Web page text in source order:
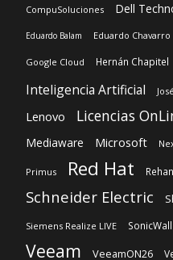
CompuSoluciones Dell
Eduardo Balam Eduardo Chavarro
Google Cloud Hernán Chapitel
Inteligencia Artificial
Lenovo Licencias
Mediaware Microsoft
Primus Red Hat
Schneider Electric
Siemens Realize LIVE SonicWall
Veeam VeeamON26